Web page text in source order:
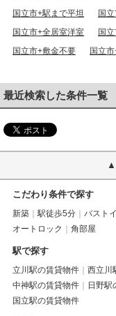
国立市+駅まで平坦
国
国立市+全居室洋室
国
国立市+敷金不要
国立
最近検索した条件一覧
こだわり条件で探す
新築 駅徒歩5分 バスト
オートロック
角部屋
駅で探す
立川駅の賃貸物件 西立川
中神駅の賃貸物件
日野駅
国立駅の賃貸物件